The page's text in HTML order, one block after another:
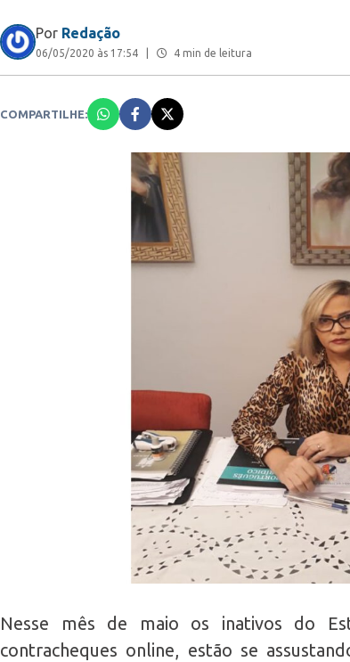
Por Redação
06/05/2020 às 17:54 4 min de leitura
COMPARTILHE:
Nesse mês de maio os inativos do
contracheques online, estão se